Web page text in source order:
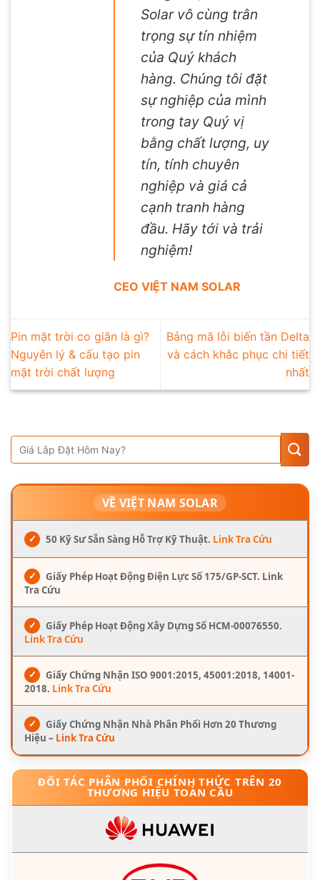
Solar vô cùng trân
trọng sự tín nhiệm
của Quý khách
hàng. Chúng tôi đặt
sự nghiệp của mình
trong tay Quý vị
bằng chất lượng, uy
tín, tính chuyên
nghiệp và giá cả
cạnh tranh hàng
đầu. Hãy tới và trải
nghiệm!
CEO VIỆT NAM SOLAR
Pin mặt trời co giãn là gì?
Nguyên lý & cấu tạo pin
mặt trời chất lượng
Bảng mã lỗi biến tần Delta
và cách khắc phục chi tiết
nhất
VỀ VIỆT NAM SOLAR
✓ 50 Kỹ Sư Sẵn Sàng Hỗ Trợ Kỹ Thuật. Link Tra Cứu
✓
Giấy Phép Hoạt Động Điện Lực Số 175/GP-SCT. Link
Tra Cứu
✓
Giấy Phép Hoạt Động Xây Dựng Số HCM-00076550.
Link Tra Cứu
✓
Giấy Chứng Nhận ISO 9001:2015, 45001:2018, 14001-
2018. Link Tra Cứu
✓
Giấy Chứng Nhận Nhà Phân Phối Hơn 20 Thương
Hiệu – Link Tra Cứu
ĐỐI TÁC PHÂN PHỐI CHÍNH THỨC TRÊN 20
THƯƠNG HIỆU TOÀN CẦU